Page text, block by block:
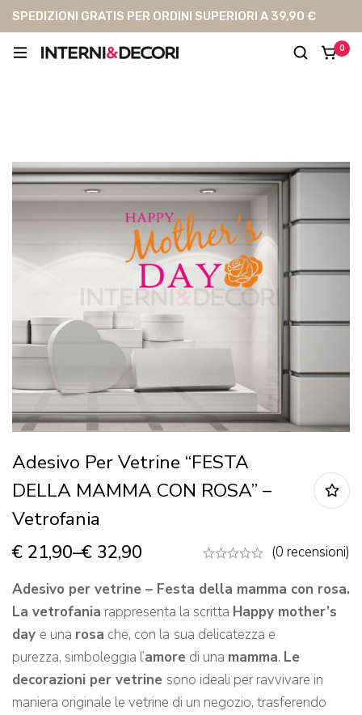
SPEDIZIONI GRATIS PER ORDINI SUPERIORI A 39,90 €
0
Adesivo Per Vetrine “FESTA
DELLA MAMMA CON ROSA” –
Vetrofania
€ 21,90–€ 32,90
(0 recensioni)
Adesivo per vetrine – Festa della mamma con rosa.
La vetrofania rappresenta la scritta Happy mother’s
day e una rosa che, con la sua delicatezza e
purezza, simboleggia l’amore di una mamma. Le
decorazioni per vetrine sono ideali per ravvivare in
maniera originale le vetrine di un negozio, trasferendo